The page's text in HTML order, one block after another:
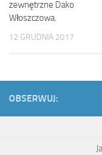
zewnętrzne Dako
Włoszczowa.
12 GRUDNIA 2017
OBSERWUJ: